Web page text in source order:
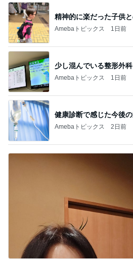
精神的に楽だった子供
Amebaトピックス 1日前
少し混んでいる整形外
Amebaトピックス 1日前
健康診断で感じた今後
Amebaトピックス 2日前